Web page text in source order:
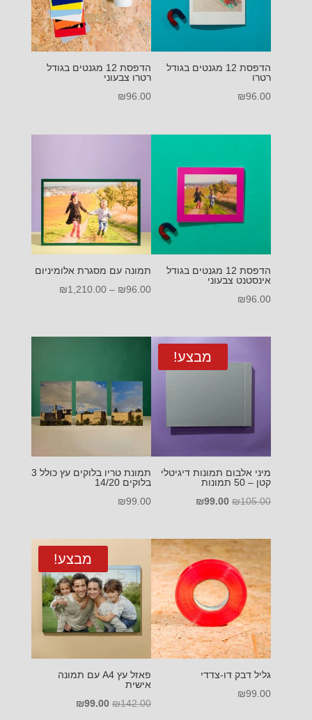
הדפסת 12 מגנטים בגודל
רטרו
₪96.00
הדפסת 12 מגנטים בגודל
רטרו צבעוני
₪96.00
הדפסת 12 מגנטים בגודל
אינסטנט צבעוני
₪96.00
תמונה עם מסגרת אלומיניום
₪96.00
–
₪1,210.00
מבצע!
מיני אלבום תמונות דיגיטלי
קטן – 50 תמונות
₪105.00
המחיר
היה:
₪105.00.
₪99.00
הוא:
₪99.00.
תמונת טריו בלוקים עץ כולל 3
בלוקים 14/20
₪99.00
גליל דבק דו-צדדי
₪99.00
מבצע!
פאזל עץ A4 עם תמונה
אישית
₪142.00
המחיר₪99.00